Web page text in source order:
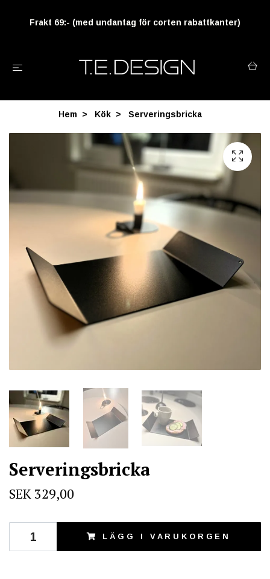
Frakt 69:- (med undantag för corten rabattkanter)
Hem Kök Serveringsbricka
Serveringsbricka
SEK 329,00
LÄGG I VARUKORGEN